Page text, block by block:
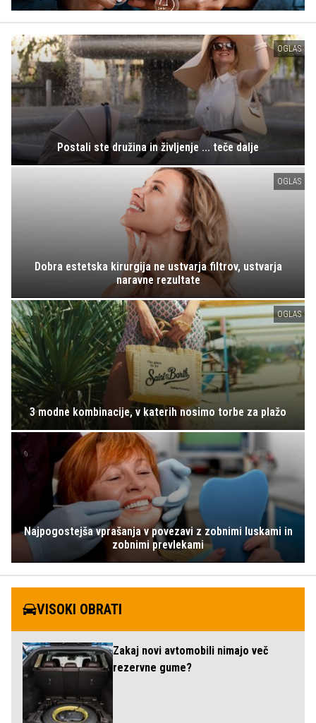
OGLAS
Postali ste družina in življenje ... teče dalje
OGLAS
Dobra estetska kirurgija ne ustvarja filtrov, ustvarja
naravne rezultate
OGLAS
3 modne kombinacije, v katerih nosimo torbe za plažo
Najpogostejša vprašanja v povezavi z zobnimi luskami in
zobnimi prevlekami
VISOKI OBRATI
Zakaj novi avtomobili nimajo več
rezervne gume?